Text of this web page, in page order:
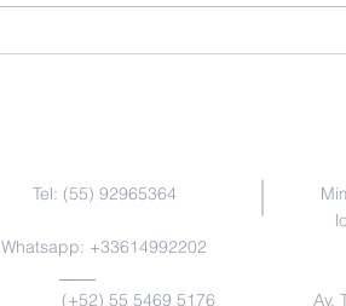
Tel: (55) 92965364
Whatsapp: +33614992202
(+52) 55 5469 5176 Av.